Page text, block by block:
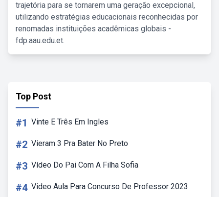
trajetória para se tornarem uma geração excepcional,
utilizando estratégias educacionais reconhecidas por
renomadas instituições acadêmicas globais -
fdp.aau.edu.et.
Top Post
#1 Vinte E Três Em Ingles
#2 Vieram 3 Pra Bater No Preto
#3 Vídeo Do Pai Com A Filha Sofia
#4 Video Aula Para Concurso De Professor 2023